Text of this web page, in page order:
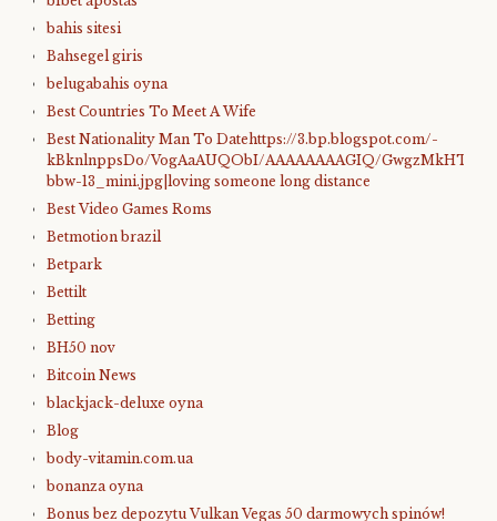
bahis sitesi
Bahsegel giris
belugabahis oyna
Best Countries To Meet A Wife
Best Nationality Man To Datehttps://3.bp.blogspot.com/-
kBknlnppsDo/VogAaAUQObI/AAAAAAAAGIQ/
bbw-13_mini.jpg|loving someone long distance
Best Video Games Roms
Betmotion brazil
Betpark
Bettilt
Betting
BH50 nov
Bitcoin News
blackjack-deluxe oyna
Blog
body-vitamin.com.ua
bonanza oyna
Bonus bez depozytu Vulkan Vegas 50 darmowych spinów!